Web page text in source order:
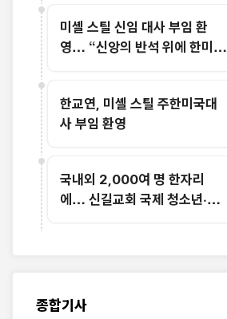
미셸 스틸 신임 대사 부임 환
영… “신앙의 반석 위에 한미동
한교연, 미셸 스틸 주한미국대
사 부임 환영
국내외 2,000여 명 한자리
에… 신길교회 국제 청소년·청
종합기사